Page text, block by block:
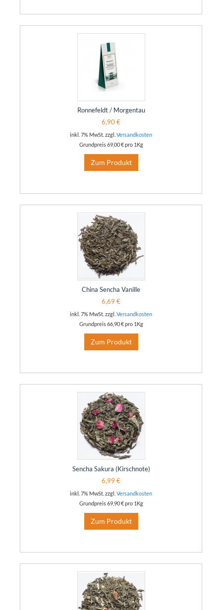
Ronnefeldt / Morgentau
6,90 €
inkl. 7% MwSt. zzgl. Versandkosten
Grundpreis69,00 €pro 1Kg
Zum Produkt
China Sencha Vanille
6,69 €
inkl. 7% MwSt. zzgl. Versandkosten
Grundpreis66,90 €pro 1Kg
Zum Produkt
Sencha Sakura (Kirschnote)
6,99 €
inkl. 7% MwSt. zzgl. Versandkosten
Grundpreis69,90 €pro 1Kg
Zum Produkt